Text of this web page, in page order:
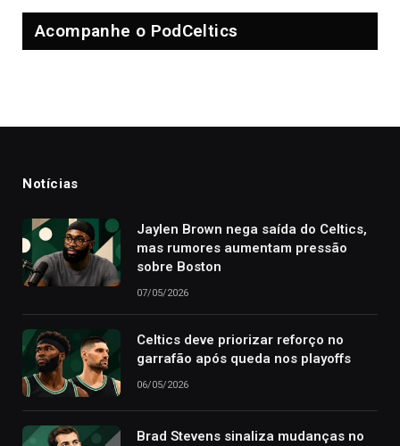
Acompanhe o PodCeltics
Notícias
Jaylen Brown nega saída do Celtics,
mas rumores aumentam pressão
sobre Boston
07/05/2026
Celtics deve priorizar reforço no
garrafão após queda nos playoffs
06/05/2026
Brad Stevens sinaliza mudanças no